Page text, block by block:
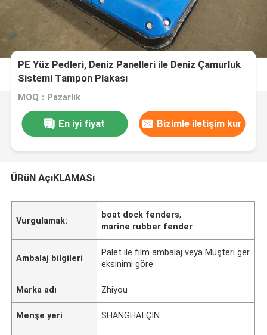
PE Yüz Pedleri, Deniz Panelleri ile Deniz Çamurluk
Sistemi Tampon Plakası
MOQ：Pazarlık
En iyi fiyat Bizimle iletişim kur
ÜRüN AçıKLAMASı
Vurgulamak:
boat dock fenders,
marine rubber fender
Ambalaj bilgileri
Palet ile film ambalaj veya Müşteri ger
eksinimi göre
Marka adı Zhiyou
Menşe yeri SHANGHAI ÇİN